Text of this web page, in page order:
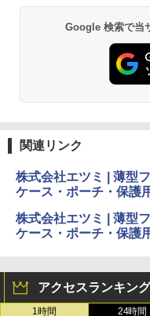
Google 検索で当
関連リンク
株式会社エツミ | 薄型
ケース・ポーチ・保護
株式会社エツミ | 薄型
ケース・ポーチ・保護
アクセスランキング
1時間 24時間